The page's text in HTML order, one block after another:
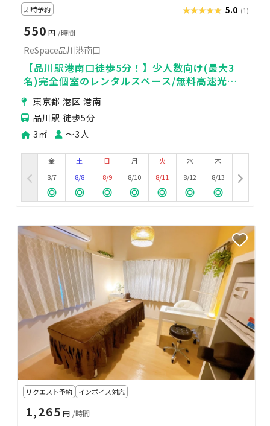
即時予約 ★★★★★
★★★★★ 5.0 (1)
550 円 /時間
ReSpace品川港南口
【品川駅港南口徒歩5分！】少人数向け(最大3
名)完全個室のレンタルスペース/無料高速光Wi-
Fi/仕事・WEB会議・面接・自習等に
東京都 港区 港南
品川駅 徒歩5分
3㎡
〜3人
金
8/7
土
8/8
日
8/9
月
8/10
火
8/11
水
8/12
木
8/13
リクエスト予約 インボイス対応
1,265 円 /時間